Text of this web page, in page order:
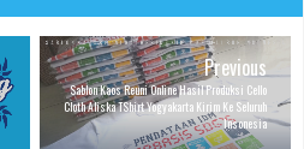
Previous
Sablon Kaos Reuni Online Hasil Produksi Cello
Cloth Aliska TShirt Yogyakarta Kirim Ke Seluruh
Insonesia